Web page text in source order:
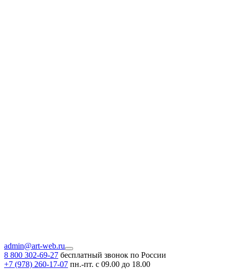
admin@art-web.ru
8 800 302-69-27 бесплатный звонок по России
+7 (978) 260-17-07 пн.-пт. с 09.00 до 18.00